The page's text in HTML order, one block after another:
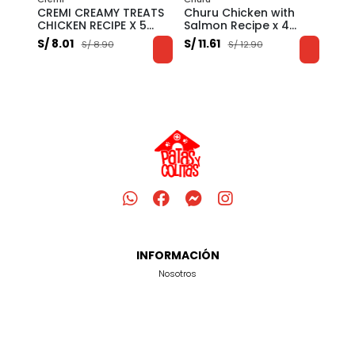
CREMI CREAMY TREATS
CHICKEN RECIPE X 5
UND
S/ 8.01 S/ 8.90
Churu Chicken with
Salmon Recipe x 4
tubos
S/ 11.61 S/ 12.90
INFORMACIÓN
Nosotros